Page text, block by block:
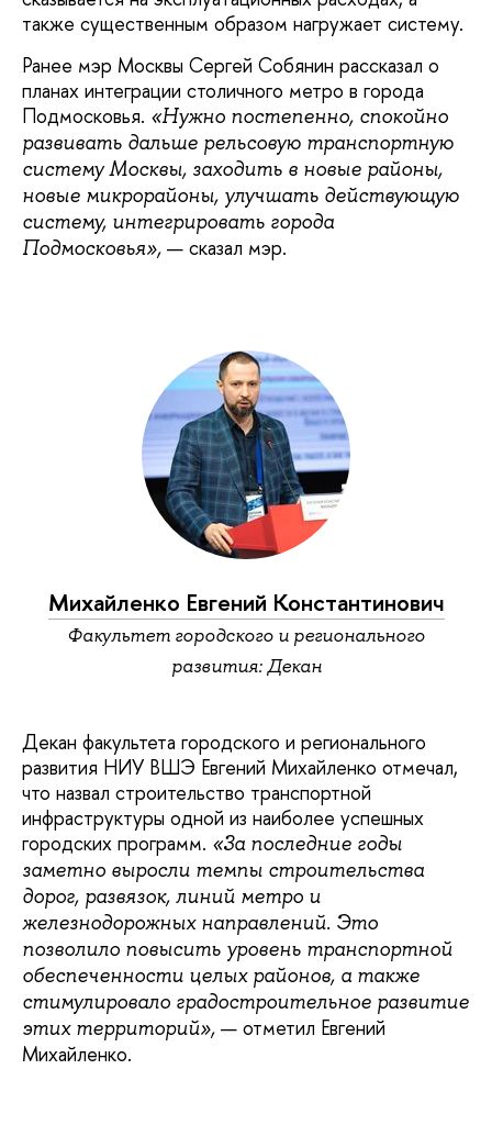
также существенным образом нагружает систему.
Ранее мэр Москвы Сергей Собянин рассказал о
планах интеграции столичного метро в города
Подмосковья. «Нужно постепенно, спокойно
развивать дальше рельсовую транспортную
систему Москвы, заходить в новые районы,
новые микрорайоны, улучшать действующую
систему, интегрировать города
Подмосковья», — сказал мэр.
Михайленко Евгений Константинович
Факультет городского и регионального
развития: Декан
Декан факультета городского и регионального
развития НИУ ВШЭ Евгений Михайленко отмечал,
что назвал строительство транспортной
инфраструктуры одной из наиболее успешных
городских программ. «За последние годы
заметно выросли темпы строительства
дорог, развязок, линий метро и
железнодорожных направлений. Это
позволило повысить уровень транспортной
обеспеченности целых районов, а также
стимулировало градостроительное развитие
этих территорий», — отметил Евгений
Михайленко.